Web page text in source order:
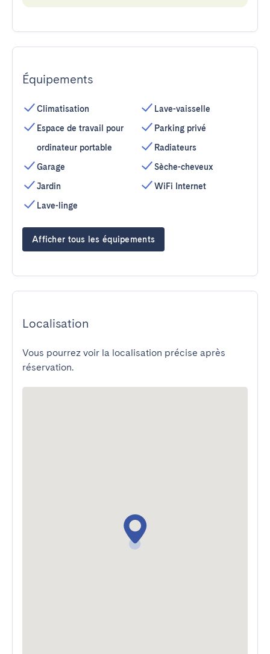
Équipements
Climatisation
Espace de travail pour
ordinateur portable
Garage
Jardin
Lave-linge
Lave-vaisselle
Parking privé
Radiateurs
Sèche-cheveux
WiFi Internet
Afficher tous les équipements
Localisation
Vous pourrez voir la localisation précise après
réservation.